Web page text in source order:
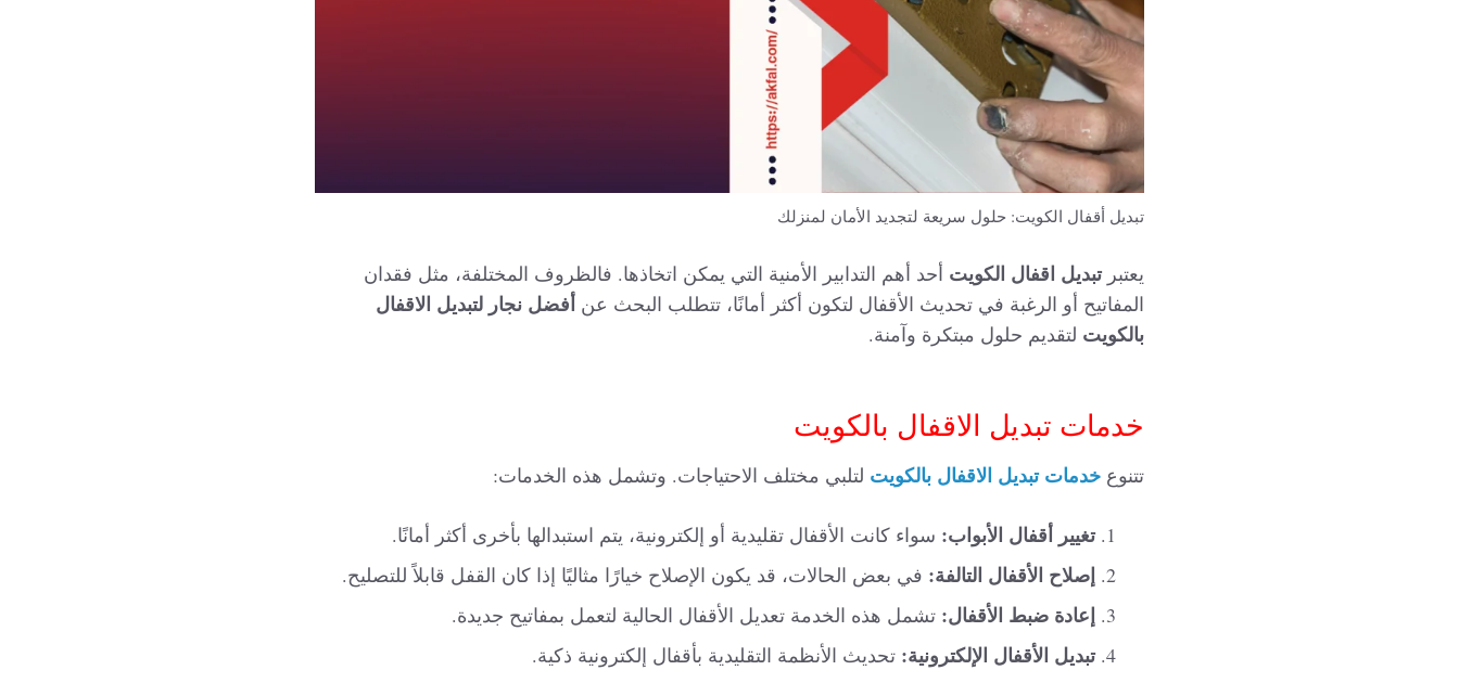
تبديل أقفال الكويت: حلول سريعة لتجديد الأمان لمنزلك
يعتبرتبديل اقفال الكويت أحد أهم التدابير الأمنية التي يمكن اتخاذها. فالظروف المختلفة، مثل فقدان
المفاتيح أو الرغبة في تحديث الأقفال لتكون أكثر أمانًا، تتطلب البحث عن أفضل نجار لتبديل الاقفال
بالكويت لتقديم حلول مبتكرة وآمنة.
خدمات تبديل الاقفال بالكويت
تتنوع خدمات تبديل الاقفال بالكويت لتلبي مختلف الاحتياجات. وتشمل هذه الخدمات:
تغيير أقفال الأبواب: سواء كانت الأقفال تقليدية أو إلكترونية، يتم استبدالها بأخرى أكثر أمانًا.
إصلاح الأقفال التالفة: في بعض الحالات، قد يكون الإصلاح خيارًا مثاليًا إذا كان القفل قابلاً للتصليح.
إعادة ضبط الأقفال: تشمل هذه الخدمة تعديل الأقفال الحالية لتعمل بمفاتيح جديدة.
تبديل الأقفال الإلكترونية: تحديث الأنظمة التقليدية بأقفال إلكترونية ذكية.